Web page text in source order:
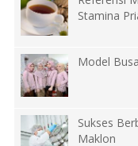
Stamina
Model
Sukses
Maklon